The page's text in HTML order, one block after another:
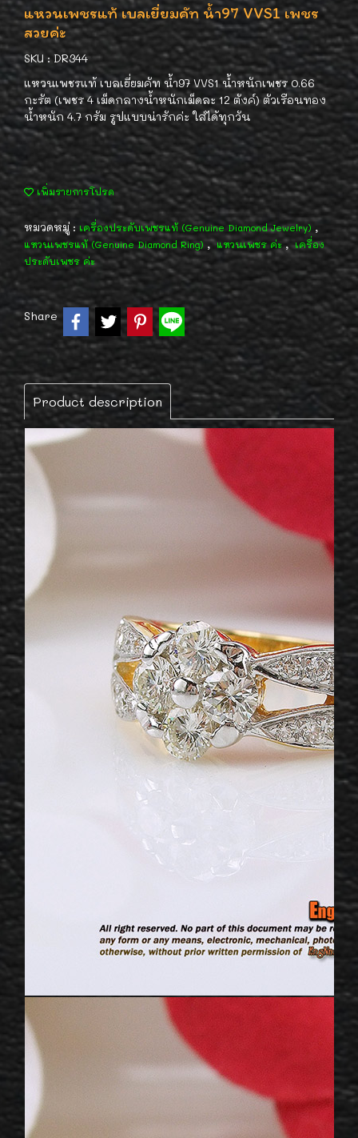
แหวนเพชรแท้ เบลเยี่ยมคัท น้ำ97 VVS1 เพชร
สวยค่ะ
SKU : DR344
แหวนเพชรแท้ เบลเยี่ยมคัท น้ำ97 VVS1 น้ำหนักเพชร 0.66
กะรัต (เพชร 4 เม็ดกลางน้ำหนักเม็ดละ 12 ตังค์) ตัวเรือนทอง
น้ำหนัก 4.7 กรัม รูปแบบน่ารักค่ะ ใส่ได้ทุกวัน
เพิ่มรายการโปรด
หมวดหมู่ : เครื่องประดับเพชรแท้ (Genuine Diamond Jewelry) ,
แหวนเพชรแท้ (Genuine Diamond Ring) , แหวนเพชร ค่ะ, เครื่อง
ประดับเพชร ค่ะ
Share
Product description